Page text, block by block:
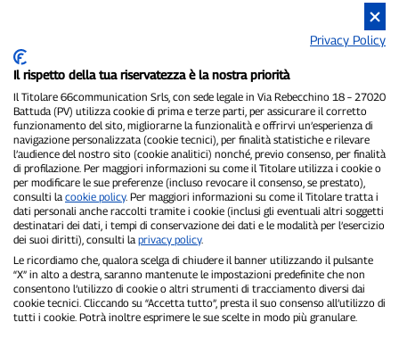
Privacy Policy
Il rispetto della tua riservatezza è la nostra priorità
Il Titolare 66communication Srls, con sede legale in Via Rebecchino 18 – 27020
Battuda (PV) utilizza cookie di prima e terze parti, per assicurare il corretto
funzionamento del sito, migliorarne la funzionalità e offrirvi un’esperienza di
navigazione personalizzata (cookie tecnici), per finalità statistiche e rilevare
l’audience del nostro sito (cookie analitici) nonché, previo consenso, per finalità
di profilazione. Per maggiori informazioni su come il Titolare utilizza i cookie o
per modificare le sue preferenze (incluso revocare il consenso, se prestato),
consulti la cookie policy. Per maggiori informazioni su come il Titolare tratta i
dati personali anche raccolti tramite i cookie (inclusi gli eventuali altri soggetti
destinatari dei dati, i tempi di conservazione dei dati e le modalità per l’esercizio
dei suoi diritti), consulti la privacy policy.
Le ricordiamo che, qualora scelga di chiudere il banner utilizzando il pulsante
“X” in alto a destra, saranno mantenute le impostazioni predefinite che non
consentono l’utilizzo di cookie o altri strumenti di tracciamento diversi dai
cookie tecnici. Cliccando su “Accetta tutto”, presta il suo consenso all’utilizzo di
tutti i cookie. Potrà inoltre esprimere le sue scelte in modo più granulare.